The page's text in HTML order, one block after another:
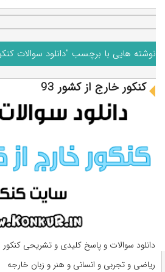
نوشته هایی با برچسب "دانلود سوالات
کنکور خارج از کشور 93
ریاضی و تجربی و انسانی و هنر و زبان